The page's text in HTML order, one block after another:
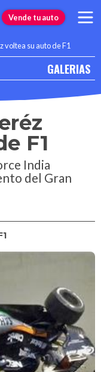
Vende tu auto
voltea su auto de F1
GALERIAS
F1
India
del Gran